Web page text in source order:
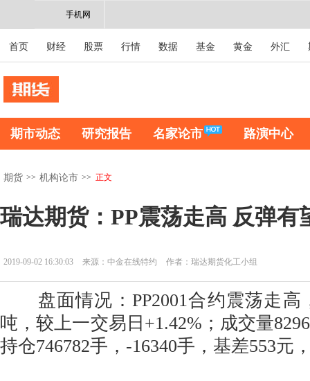
手机网
首页 财经 股票 行情 数据 基金 黄金 外汇
期市动态 研究报告 名家论市 路演中心
期货 >> 机构论市 >> 正文
瑞达期货：PP震荡走高 反
2019-09-02 16:30:03 来源：中金在线特约 作者：瑞达期货化工小组
盘面情况：PP2001合约震荡走高
吨，较上一交易日+1.42%；成交量
持仓746782手，-16340手，基差553元